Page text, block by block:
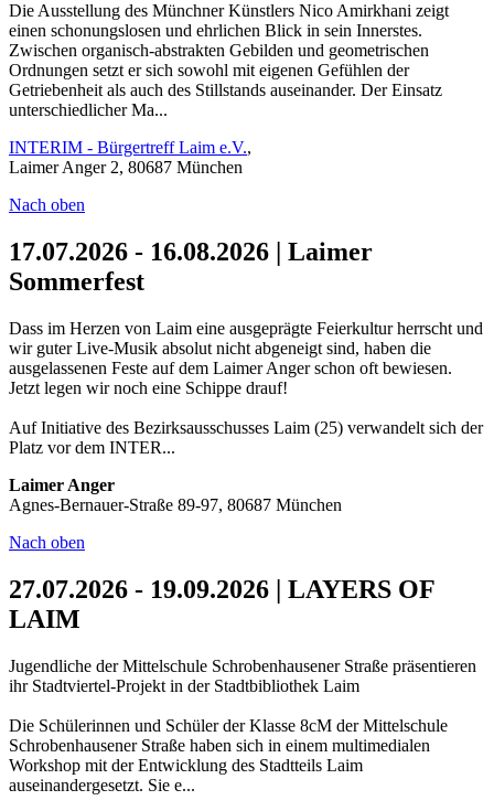
Die Ausstellung des Münchner Künstlers Nico Amirkhani zeigt
einen schonungslosen und ehrlichen Blick in sein Innerstes.
Zwischen organisch-abstrakten Gebilden und geometrischen
Ordnungen setzt er sich sowohl mit eigenen Gefühlen der
Getriebenheit als auch des Stillstands auseinander. Der Einsatz
unterschiedlicher Ma...
INTERIM - Bürgertreff Laim e.V.,
Laimer Anger 2, 80687 München
Nach oben
17.07.2026 - 16.08.2026 | Laimer
Sommerfest
Dass im Herzen von Laim eine ausgeprägte Feierkultur herrscht und
wir guter Live-Musik absolut nicht abgeneigt sind, haben die
ausgelassenen Feste auf dem Laimer Anger schon oft bewiesen.
Jetzt legen wir noch eine Schippe drauf!
Auf Initiative des Bezirksausschusses Laim (25) verwandelt sich der
Platz vor dem INTER...
Laimer Anger
Agnes-Bernauer-Straße 89-97, 80687 München
Nach oben
27.07.2026 - 19.09.2026 | LAYERS OF
LAIM
Jugendliche der Mittelschule Schrobenhausener Straße präsentieren
ihr Stadtviertel-Projekt in der Stadtbibliothek Laim
Die Schülerinnen und Schüler der Klasse 8cM der Mittelschule
Schrobenhausener Straße haben sich in einem multimedialen
Workshop mit der Entwicklung des Stadtteils Laim
auseinandergesetzt. Sie e...